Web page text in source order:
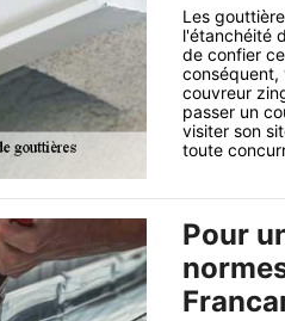
Les
l'étanchéité
de confier
conséquent,
couvreur
passer un
visiter son
toute
Pour